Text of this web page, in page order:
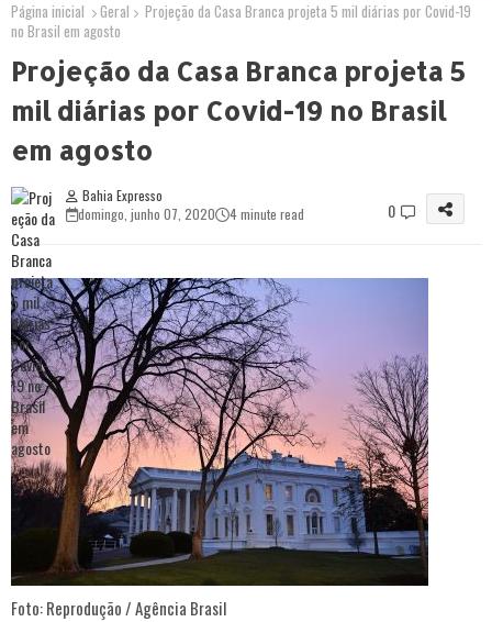
Página inicial Geral
Projeção da Casa Branca projeta 5 mil diárias por Covid-19
no Brasil em agosto
Projeção da Casa Branca projeta 5
mil diárias por Covid-19 no Brasil
em agosto
Bahia Expresso
domingo, junho 07, 2020
4 minute read 0
Foto: Reprodução / Agência Brasil